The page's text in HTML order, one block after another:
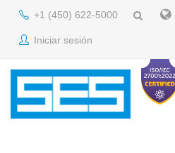
+1 (450) 622-5000
Iniciar sesión